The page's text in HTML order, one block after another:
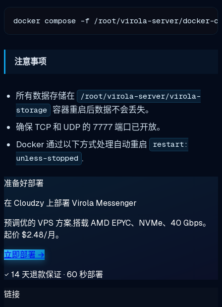
注意事项
所有数据存储在
/root/virola-server/virola-
storage
容器重启后数据不会丢失。
确保 TCP 和 UDP 的 7777 端口已开放。
Docker 通过以下方式处理自动重启
restart:
unless-stopped .
准备好部署
在 Cloudzy 上部署 Virola Messenger
预调优的 VPS 方案,搭载 AMD EPYC、NVMe、40 Gbps。
起价 $2.48/月。
立即部署 →
14 天退款保证 · 60 秒部署
链接